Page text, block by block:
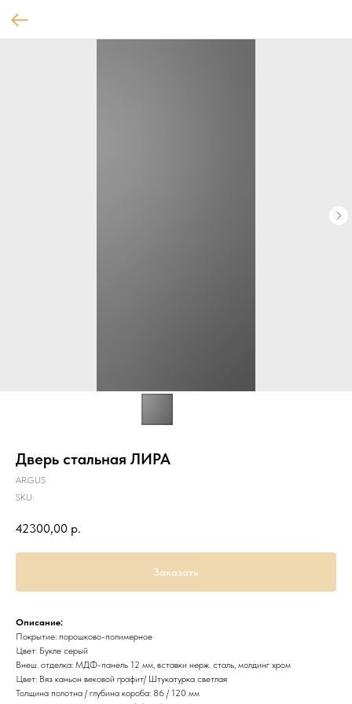
Дверь стальная ЛИРА
ARGUS
SKU:
42300,00 р.
Заказать
Описание:
Покрытие: порошково-полимерное
Цвет: Букле серый
Внеш. отделка: МДФ-панель 12 мм, вставки нерж. сталь, молдинг хром
Цвет: Вяз каньон вековой графит/ Штукатурка светлая
Толщина полотна / глубина короба: 86 / 120 мм